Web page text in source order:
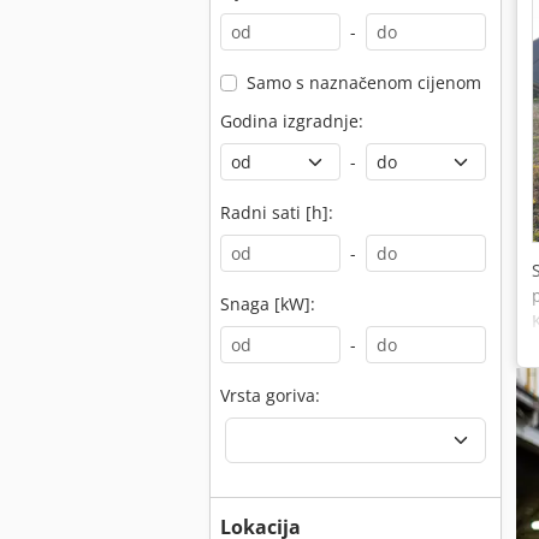
-
Samo s naznačenom cijenom
Godina izgradnje:
-
Radni sati [h]:
-
Snaga [kW]:
-
Vrsta goriva:
Lokacija